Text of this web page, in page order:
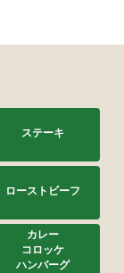
ステーキ
ローストビーフ
カレー
コロッケ
ハンバーグ